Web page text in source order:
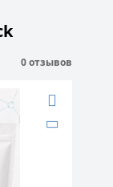
0 отзывов